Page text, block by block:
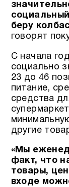
беру
говорят
С начала
социально
23 до 46
питание,
средства
другие
«Мы
факт, что
товары,
входе